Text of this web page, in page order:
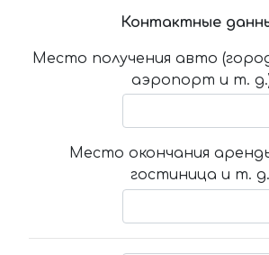
Контактные
Место получения авто
аэропорт и т.
Место окончания
гостиница и т.